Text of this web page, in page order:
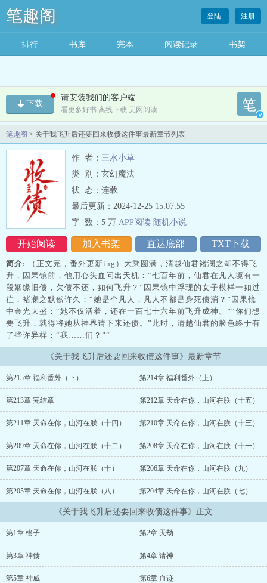
笔趣阁 登陆 注册
排行 书库 完本 阅读记录 书架
下载
请安装我们的客户端
看更多好书 离线下载 无网阅读 笔
v
笔趣阁 > 关于我飞升后还要回来收债这件事最新章节列表
作 者： 三水小草
类 别：玄幻魔法
状 态：连载
开始阅读 加入书架 直达底部 TXT下载
最后更新：2024-12-25 15:07:55
字 数： 5 万 APP阅读 随机小说
简介:
（正文完，番外更新ing）大乘圆满，清越仙君褚澜之却不得飞
升，因果镜前，他用心头血问出天机：“七百年前，仙君在凡人境有一
段姻缘旧债，欠债不还，如何飞升？”因果镜中浮现的女子模样一如过
往，褚澜之默然许久：“她是个凡人，凡人不都是身死债消？”因果镜
中金光大盛：“她不仅活着，还在一百七十六年前飞升成神。”“你们想
要飞升，就得将她从神界请下来还债。”此时，清越仙君的脸色终于有
了些许异样：“我……们？”“
《关于我飞升后还要回来收债这件事》最新章节
第215章 福利番外（下） 第214章 福利番外（上）
第213章 完结章 第212章 天命在你，山河在朕（十五）
第211章 天命在你，山河在朕（十四） 第210章 天命在你，山河在朕（十三）
第209章 天命在你，山河在朕（十二） 第208章 天命在你，山河在朕（十一）
第207章 天命在你，山河在朕（十） 第206章 天命在你，山河在朕（九）
第205章 天命在你，山河在朕（八） 第204章 天命在你，山河在朕（七）
《关于我飞升后还要回来收债这件事》正文
第1章 楔子 第2章 天劫
第3章 神债 第4章 请神
第5章 神威 第6章 血迹